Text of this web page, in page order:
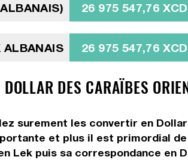
26 975 547,76
ALBANAIS 26 975 547,76
DES CARAÏBES
surement les convertir en
et plus il est primordial
Lek puis sa correspondance en